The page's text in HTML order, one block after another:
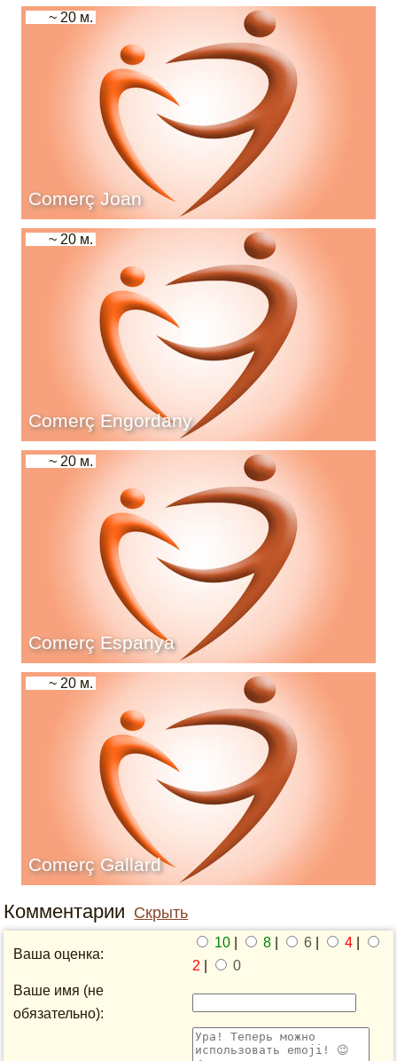
Comerç Joan
~ 20 м.
Comerç Engordany
~ 20 м.
Comerç Espanya
~ 20 м.
Comerç Gallard
~ 20 м.
Комментарии Скрыть
Ваша оценка:
10 8 6 4
2
0
Ваше имя (не
обязательно):